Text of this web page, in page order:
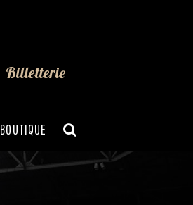
Billetterie
BOUTIQUE